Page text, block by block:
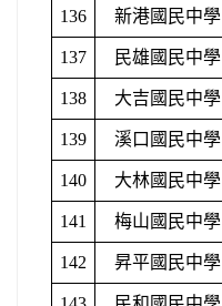
136 新港國民中學
137 民雄國民中學
138 大吉國民中學
139 溪口國民中學
140 大林國民中學
141 梅山國民中學
142 昇平國民中學